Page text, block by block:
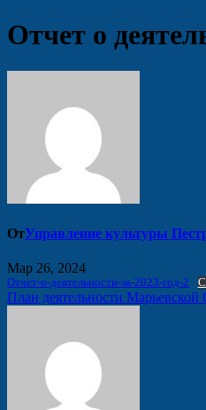
Отчет о
ОтУправление культуры
Мар 26, 2024
Отчет-о-деятельности-за-2023-год-2
Навигация
записям
План деятельности Марьевской